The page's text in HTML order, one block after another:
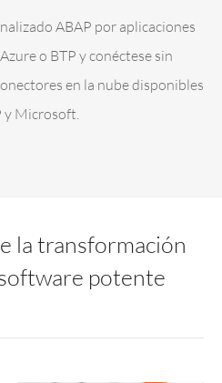
ABAP por aplicaciones
o BTP y conéctese sin
en la nube disponibles
y Microsoft.
la transformación
potente